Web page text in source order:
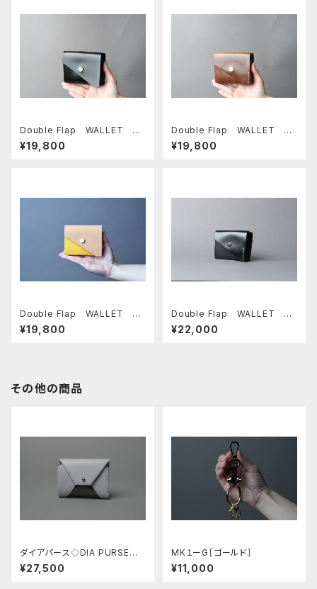
Double Flap WALLET
□IBIZA NERO□
¥19,800
Double Flap WALLET
□IBIZA NOCE□
¥19,800
Double Flap WALLET
□ナチュラル-イエロー-ホワイ
ト□
¥19,800
Double Flap WALLET □
サドルブラック-ブラック-Qブラ
ック□
¥22,000
その他の商品
ダイアパース◇DIA PURSE◇
リスオ ライトグレー
¥27,500
MK１ーG［ゴールド］
¥11,000